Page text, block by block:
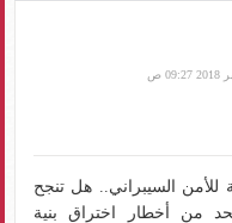
للأمن السيبراني.. هل تنجح
من أخطار اختراق بنية